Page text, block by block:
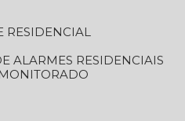
RESIDENCIAL
ALARMES RESIDENCIAIS